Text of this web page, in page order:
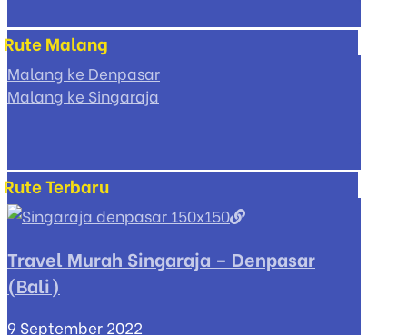
Rute Malang
Malang ke Denpasar
Malang ke Singaraja
Rute Terbaru
Travel Murah Singaraja – Denpasar
(Bali)
9 September 2022